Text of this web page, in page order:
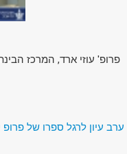
פרופ' עוזי ארד, המרכז
ערב עיון לרגל ספרו של